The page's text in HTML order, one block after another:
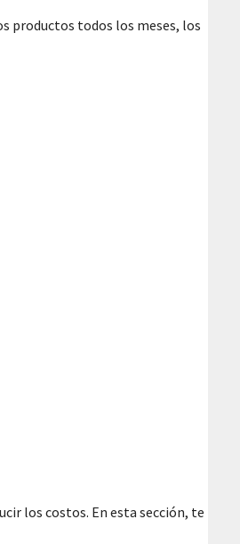
productos todos los meses, los
los costos. En esta sección, te